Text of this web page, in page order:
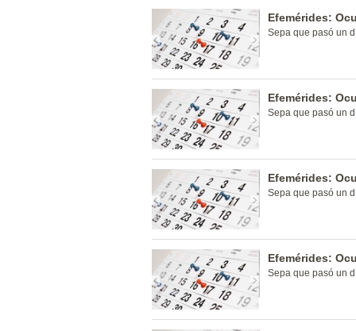
Efemérides:
Sepa que pasó un
Efemérides:
Sepa que pasó un
Efemérides:
Sepa que pasó un
Efemérides:
Sepa que pasó un